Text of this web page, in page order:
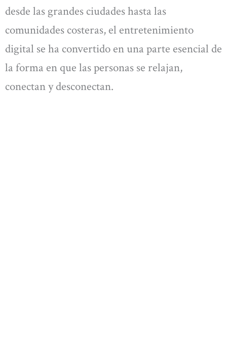
desde las grandes ciudades hasta las
comunidades costeras, el entretenimiento
digital se ha convertido en una parte esencial de
la forma en que las personas se relajan,
conectan y desconectan.